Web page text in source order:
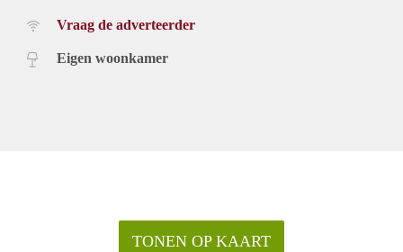
Vraag de adverteerder
Eigen woonkamer
TONEN OP KAART